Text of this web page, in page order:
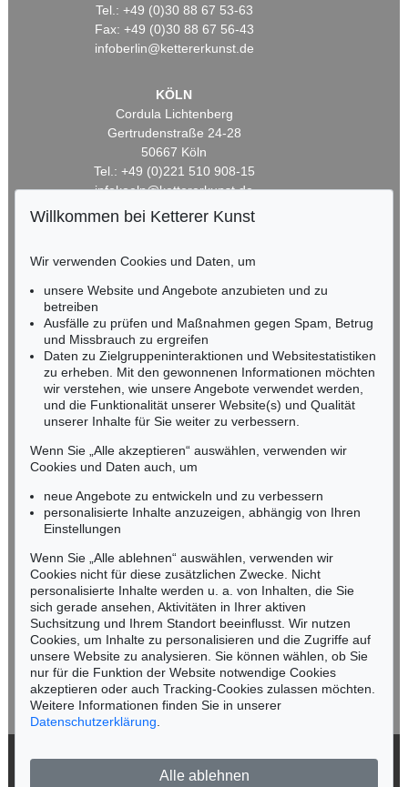
Tel.: +49 (0)30 88 67 53-63
Fax: +49 (0)30 88 67 56-43
infoberlin@kettererkunst.de
KÖLN
Cordula Lichtenberg
Gertrudenstraße 24-28
50667 Köln
Tel.: +49 (0)221 510 908-15
infokoeln@kettererkunst.de
HESSEN
Miriam Heß
Tel.: +49 (0)62 21 58 80-038
Fax: +49 (0)62 21 58 80-595
infoheidelberg@kettererkunst.de
NORDDEUTSCHLAND
Nico Kassel, M.A.
Mobil: +49 (0)171 8618661
n.kassel@kettererkunst.de
Keine Auktion mehr verpassen!
Wir informieren Sie rechtzeitig.
Jetzt zum Newsletter anmelden >
Willkommen bei Ketterer Kunst
Wir verwenden Cookies und Daten, um
unsere Website und Angebote anzubieten und zu
betreiben
Ausfälle zu prüfen und Maßnahmen gegen Spam, Betrug
und Missbrauch zu ergreifen
Daten zu Zielgruppeninteraktionen und Websitestatistiken
zu erheben. Mit den gewonnenen Informationen möchten
wir verstehen, wie unsere Angebote verwendet werden,
und die Funktionalität unserer Website(s) und Qualität
unserer Inhalte für Sie weiter zu verbessern.
Wenn Sie „Alle akzeptieren“ auswählen, verwenden wir
Cookies und Daten auch, um
neue Angebote zu entwickeln und zu verbessern
personalisierte Inhalte anzuzeigen, abhängig von Ihren
Einstellungen
Wenn Sie „Alle ablehnen“ auswählen, verwenden wir
Cookies nicht für diese zusätzlichen Zwecke. Nicht
personalisierte Inhalte werden u. a. von Inhalten, die Sie
sich gerade ansehen, Aktivitäten in Ihrer aktiven
Suchsitzung und Ihrem Standort beeinflusst. Wir nutzen
Cookies, um Inhalte zu personalisieren und die Zugriffe auf
unsere Website zu analysieren. Sie können wählen, ob Sie
nur für die Funktion der Website notwendige Cookies
akzeptieren oder auch Tracking-Cookies zulassen möchten.
Weitere Informationen finden Sie in unserer
Datenschutzerklärung
Alle ablehnen